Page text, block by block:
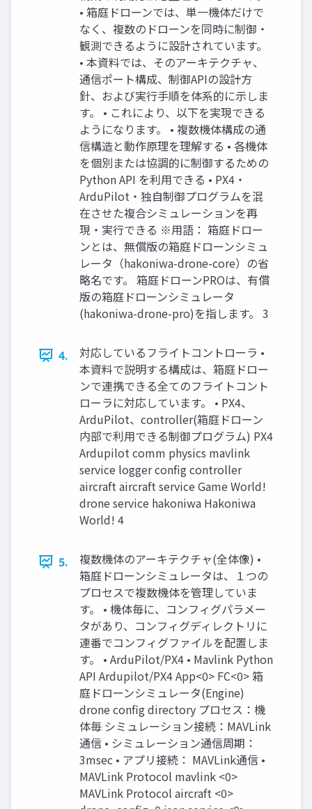
• 箱庭ドローンでは、単一機体だけで
なく、複数のドローンを同時に制御・
観測できるように設計されています。
• 本資料では、そのアーキテクチャ、
通信ポート構成、制御APIの設計方
針、および実行手順を体系的に示しま
す。 • これにより、以下を実現できる
ようになります。 • 複数機体構成の通
信構造と動作原理を理解する • 各機体
を個別または協調的に制御するための
Python API を利用できる • PX4・
ArduPilot・独自制御プログラムを混
在させた複合シミュレーションを再
現・実行できる ※用語： 箱庭ドロー
ンとは、無償版の箱庭ドローンシミュ
レータ（hakoniwa-drone-core）の省
略名です。 箱庭ドローンPROは、有償
版の箱庭ドローンシミュレータ
(hakoniwa-drone-pro)を指します。 3
4.
対応しているフライトコントローラ •
本資料で説明する構成は、箱庭ドロー
ンで連携できる全てのフライトコント
ローラに対応しています。 • PX4、
ArduPilot、controller(箱庭ドローン
内部で利用できる制御プログラム) PX4
Ardupilot comm physics mavlink
service logger config controller
aircraft aircraft service Game World!
drone service hakoniwa Hakoniwa
World! 4
5.
複数機体のアーキテクチャ(全体像) •
箱庭ドローンシミュレータは、１つの
プロセスで複数機体を管理していま
す。 • 機体毎に、コンフィグパラメー
タがあり、コンフィグディレクトリに
連番でコンフィグファイルを配置しま
す。 • ArduPilot/PX4 • Mavlink Python
API Ardupilot/PX4 App<0> FC<0> 箱
庭ドローンシミュレータ(Engine)
drone config directory プロセス：機
体毎 シミュレーション接続：MAVLink
通信 • シミュレーション通信周期：
3msec • アプリ接続： MAVLink通信 •
MAVLink Protocol mavlink <0>
MAVLink Protocol aircraft <0>